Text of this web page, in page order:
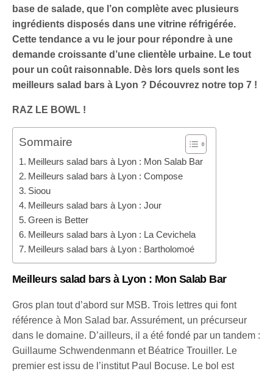
base de salade, que l’on complète avec plusieurs
ingrédients disposés dans une vitrine réfrigérée.
Cette tendance a vu le jour pour répondre à une
demande croissante d’une clientèle urbaine. Le tout
pour un coût raisonnable. Dès lors quels sont les
meilleurs salad bars à Lyon ? Découvrez notre top 7 !
RAZ LE BOWL !
Sommaire
Meilleurs salad bars à Lyon : Mon Salab Bar
Meilleurs salad bars à Lyon : Compose
Sioou
Meilleurs salad bars à Lyon : Jour
Green is Better
Meilleurs salad bars à Lyon : La Cevichela
Meilleurs salad bars à Lyon : Bartholomoé
Meilleurs salad bars à Lyon : Mon Salab Bar
Gros plan tout d’abord sur MSB. Trois lettres qui font
référence à Mon Salad bar. Assurément, un précurseur
dans le domaine. D’ailleurs, il a été fondé par un tandem :
Guillaume Schwendenmann et Béatrice Trouiller. Le
premier est issu de l’institut Paul Bocuse. Le bol est